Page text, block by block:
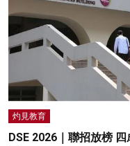
灼見教育
DSE 2026｜聯招放榜